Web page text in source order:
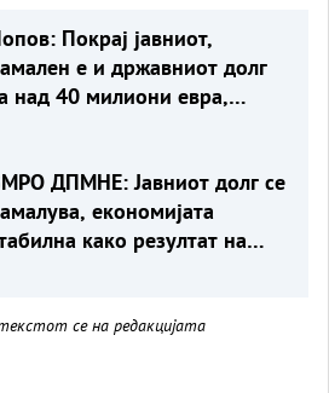
Покрај јавниот,
е и државниот долг
над 40 милиони евра,
ДПМНЕ: Јавниот долг се
економијата
како резултат на
се на редакцијата